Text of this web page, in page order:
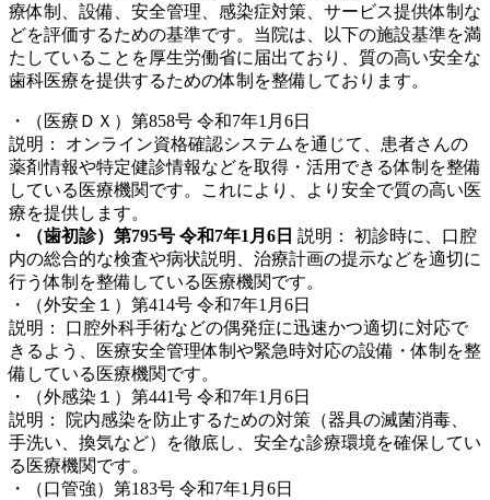
療体制、設備、安全管理、感染症対策、サービス提供体制な
どを評価するための基準です。当院は、以下の施設基準を満
たしていることを厚生労働省に届出ており、質の高い安全な
歯科医療を提供するための体制を整備しております。
・（医療ＤＸ）第858号 令和7年1月6日
説明： オンライン資格確認システムを通じて、患者さんの
薬剤情報や特定健診情報などを取得・活用できる体制を整備
している医療機関です。これにより、より安全で質の高い医
療を提供します。
・（歯初診）第795号 令和7年1月6日 説明： 初診時に、口腔
内の総合的な検査や病状説明、治療計画の提示などを適切に
行う体制を整備している医療機関です。
・（外安全１）第414号 令和7年1月6日
説明： 口腔外科手術などの偶発症に迅速かつ適切に対応で
きるよう、医療安全管理体制や緊急時対応の設備・体制を整
備している医療機関です。
・（外感染１）第441号 令和7年1月6日
説明： 院内感染を防止するための対策（器具の滅菌消毒、
手洗い、換気など）を徹底し、安全な診療環境を確保してい
る医療機関です。
・（口管強）第183号 令和7年1月6日